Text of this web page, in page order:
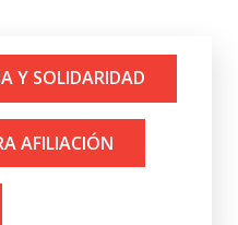
Y SOLIDARIDAD
AFILIACIÓN